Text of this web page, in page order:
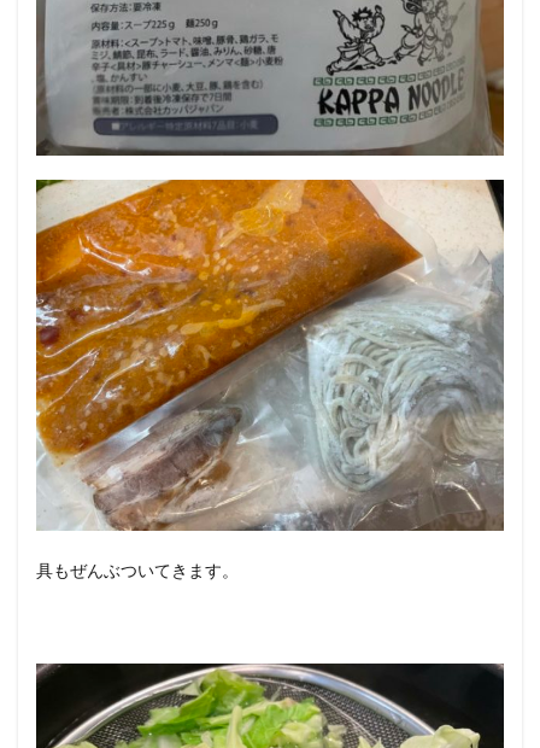
具もぜんぶついてきます。